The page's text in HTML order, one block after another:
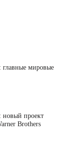
главные мировые
новый проект
Brothers